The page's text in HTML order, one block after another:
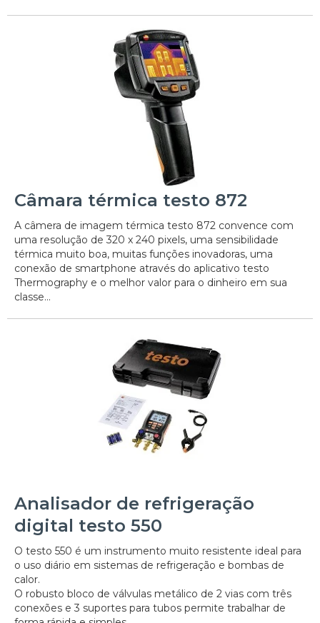
Câmara térmica testo 872
A câmera de imagem térmica testo 872 convence com
uma resolução de 320 x 240 pixels, uma sensibilidade
térmica muito boa, muitas funções inovadoras, uma
conexão de smartphone através do aplicativo testo
Thermography e o melhor valor para o dinheiro em sua
classe...
Analisador de refrigeração
digital testo 550
O testo 550 é um instrumento muito resistente ideal para
o uso diário em sistemas de refrigeração e bombas de
calor.
O robusto bloco de válvulas metálico de 2 vias com três
conexões e 3 suportes para tubos permite trabalhar de